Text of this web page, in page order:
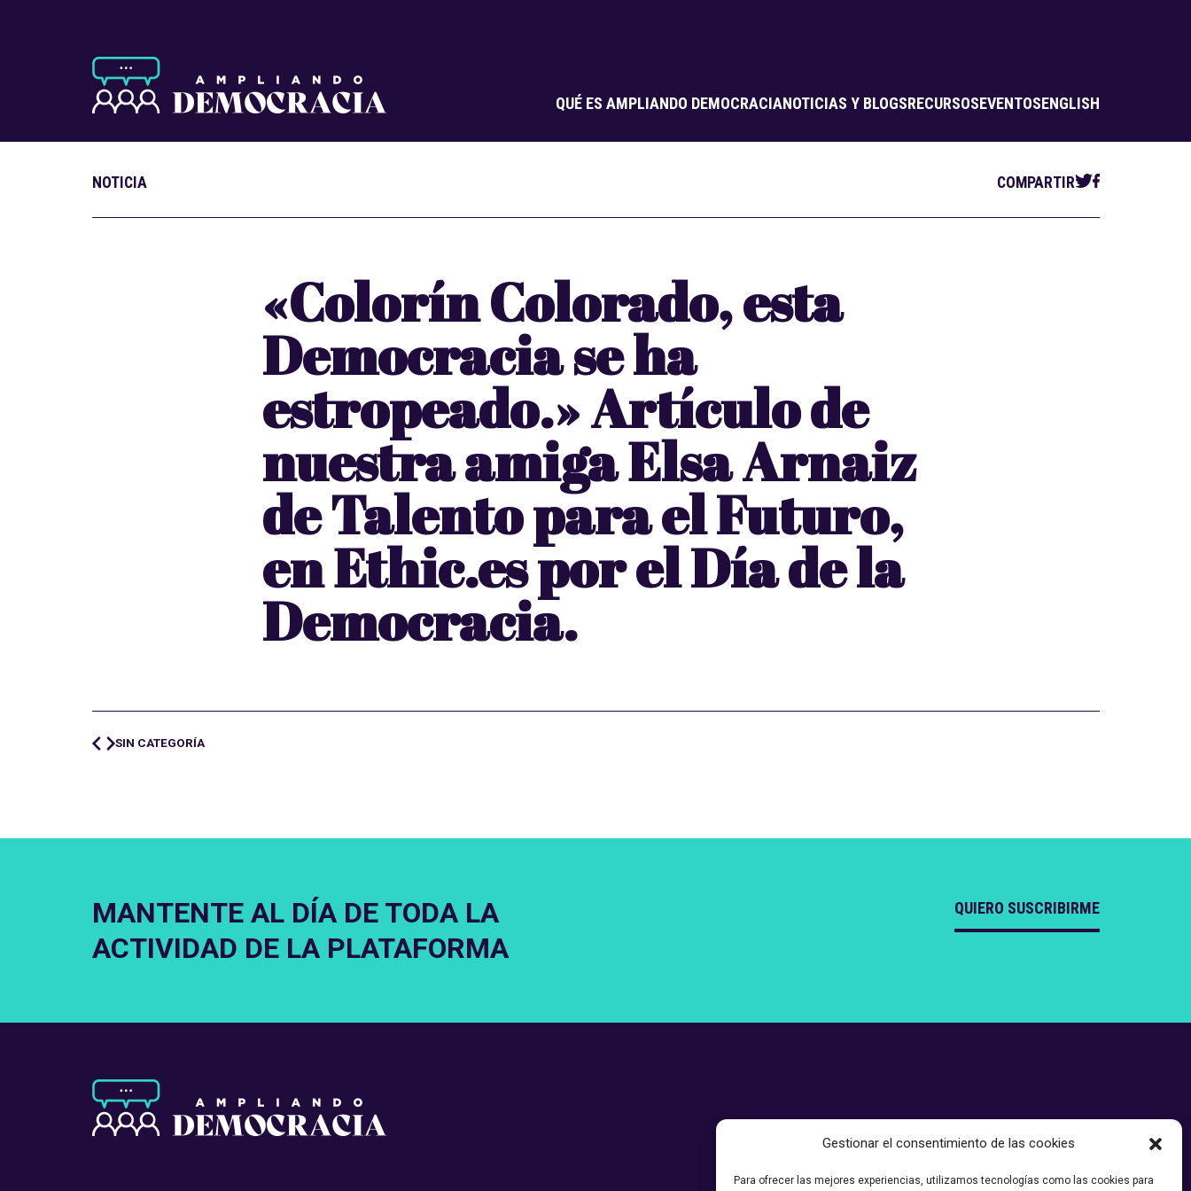
Gestionar el consentimiento de las cookies
Para ofrecer las mejores experiencias, utilizamos tecnologías como las cookies para
QUÉ ES AMPLIANDO DEMOCRACIANOTICIAS Y BLOGSRECURSOSEVENTOSENGLISH
NOTICIA COMPARTIR
«Colorín Colorado, esta
Democracia se ha
estropeado.» Artículo de
nuestra amiga Elsa Arnaiz
de Talento para el Futuro,
en Ethic.es por el Día de la
Democracia.
SIN CATEGORÍA
MANTENTE AL DÍA DE TODA LA
ACTIVIDAD DE LA PLATAFORMA
QUIERO SUSCRIBIRME